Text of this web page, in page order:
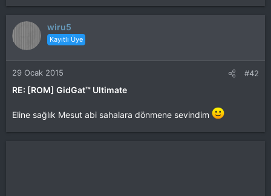
wiru5
Kayıtlı Üye
29 Ocak 2015 #42
RE: [ROM] GidGat™ Ultimate
Eline sağlık Mesut abi sahalara dönmene sevindim